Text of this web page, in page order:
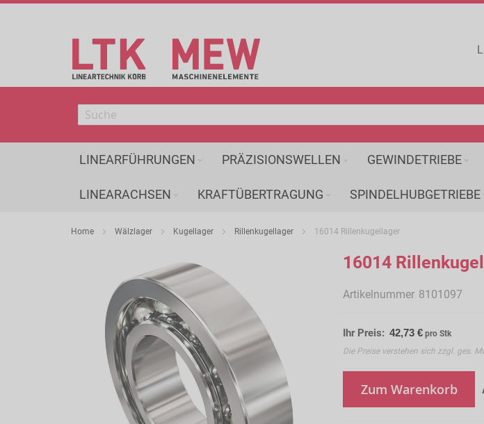
Inhalt
LINEARFÜHRUNGEN PRÄZISIONSWELLEN GEWINDETRIEBE
LINEARACHSEN KRAFTÜBERTRAGUNG SPINDELHUBGETRIEBE
Home Wälzlager Kugellager Rillenkugellager 16014 Rillenkugellager
Bildergalerie
springen
16014
Artikelnummer 8101097
Ihr Preis: 42,73 € pro Stk
Die Preise verstehen sich zzgl. ges.
Zum Warenkorb